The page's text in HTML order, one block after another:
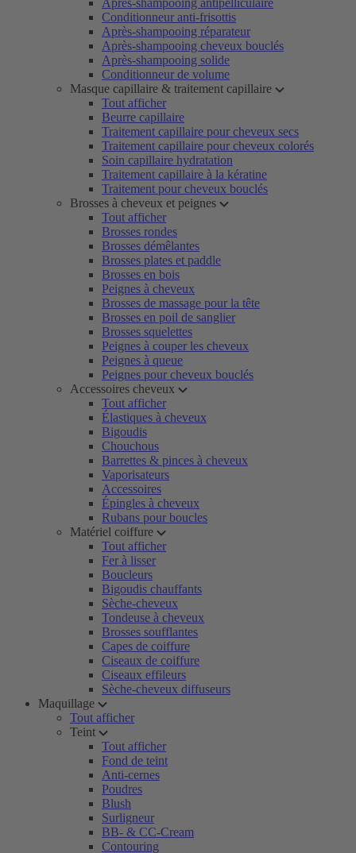
Après-shampooing antipelliculaire
Conditionneur anti-frisottis
Après-shampooing réparateur
Après-shampooing cheveux bouclés
Après-shampooing solide
Conditionneur de volume
Masque capillaire & traitement capillaire
Tout afficher
Beurre capillaire
Traitement capillaire pour cheveux secs
Traitement capillaire pour cheveux colorés
Soin capillaire hydratation
Traitement capillaire à la kératine
Traitement pour cheveux bouclés
Brosses à cheveux et peignes
Tout afficher
Brosses rondes
Brosses démêlantes
Brosses plates et paddle
Brosses en bois
Peignes à cheveux
Brosses de massage pour la tête
Brosses en poil de sanglier
Brosses squelettes
Peignes à couper les cheveux
Peignes à queue
Peignes pour cheveux bouclés
Accessoires cheveux
Tout afficher
Élastiques à cheveux
Bigoudis
Chouchous
Barrettes & pinces à cheveux
Vaporisateurs
Accessoires
Épingles à cheveux
Rubans pour boucles
Matériel coiffure
Tout afficher
Fer à lisser
Boucleurs
Bigoudis chauffants
Sèche-cheveux
Tondeuse à cheveux
Brosses soufflantes
Capes de coiffure
Ciseaux de coiffure
Ciseaux effileurs
Sèche-cheveux diffuseurs
Maquillage
Tout afficher
Teint
Tout afficher
Fond de teint
Anti-cernes
Poudres
Blush
Surligneur
BB- & CC-Cream
Contouring